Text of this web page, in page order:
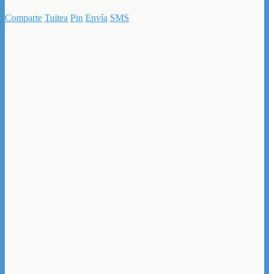
Comparte Tuitea Pin Envía SMS